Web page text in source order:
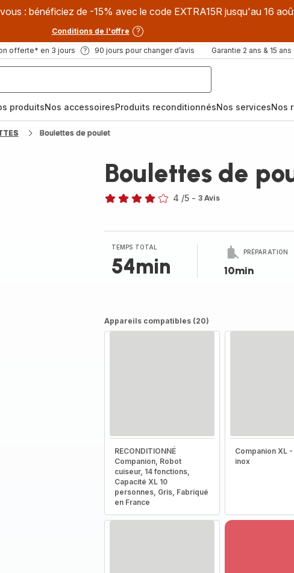
: bénéficiez de -15% avec le code EXTRA15R jusqu'au 16
Conditions de l'offre
offerte* en 3 jours 90 jours pour changer d’avis Garantie 2 ans & 15
produitsNos accessoiresProduits reconditionnésNos servicesNos
Boulettes de poulet
Boulettes de
étoiles
(moyenne)
4 /5 - 3 Avis
TEMPS TOTAL
54min
PRÉPARATION
10min
Appareils compatibles (20)
RECONDITIONNÉ
Companion, Robot
cuiseur, 14 fonctions,
Capacité XL 10
personnes, Gris, Fabriqué
en France
Companion XL
inox